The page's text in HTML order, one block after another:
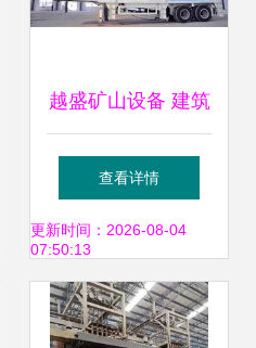
越盛矿山设备 建筑
垃圾移动破碎站的
高效解决方案及设
备租赁服务
查看详情
更新时间：2026-08-04
07:50:13